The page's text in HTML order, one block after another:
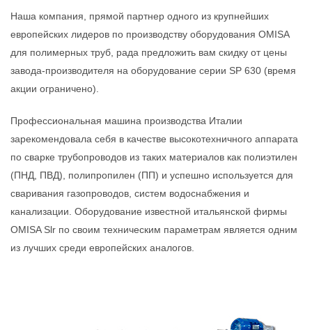
Наша компания, прямой партнер одного из крупнейших
европейских лидеров по производству оборудования OMISA
для полимерных труб, рада предложить вам скидку от цены
завода-производителя на оборудование серии SP 630 (время
акции ограничено).
Профессиональная машина производства Италии
зарекомендовала себя в качестве высокотехничного аппарата
по сварке трубопроводов из таких материалов как полиэтилен
(ПНД, ПВД), полипропилен (ПП) и успешно используется для
сваривания газопроводов, систем водоснабжения и
канализации. Оборудование известной итальянской фирмы
OMISA Slr по своим техническим параметрам является одним
из лучших среди европейских аналогов.